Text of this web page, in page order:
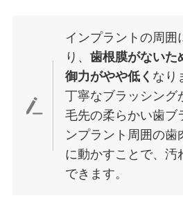
インプラントの周囲
り、歯根膜がないた
御力がやや低く なり
丁寧なブラッシング
毛先の柔らかい歯ブ
ンプラント周囲の歯
に動かすことで、汚
できます。